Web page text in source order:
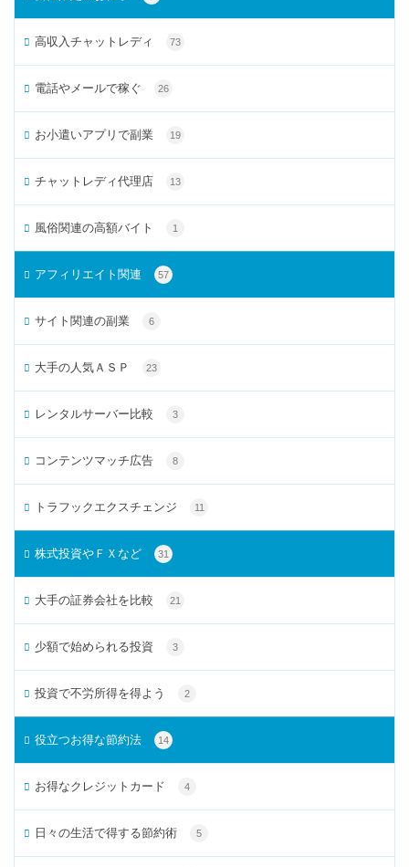
高収入チャットレディ 73
電話やメールで稼ぐ 26
お小遣いアプリで副業 19
チャットレディ代理店 13
風俗関連の高額バイト 1
アフィリエイト関連 57
サイト関連の副業 6
大手の人気ＡＳＰ 23
レンタルサーバー比較 3
コンテンツマッチ広告 8
トラフックエクスチェンジ 11
株式投資やＦＸなど 31
大手の証券会社を比較 21
少額で始められる投資 3
投資で不労所得を得よう 2
役立つお得な節約法 14
お得なクレジットカード 4
日々の生活で得する節約術 5